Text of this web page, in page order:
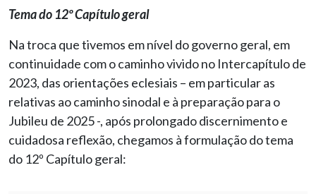
Tema do 12º Capítulo geral
Na troca que tivemos em nível do governo geral, em
continuidade com o caminho vivido no Intercapítulo de
2023, das orientações eclesiais – em particular as
relativas ao caminho sinodal e à preparação para o
Jubileu de 2025 -, após prolongado discernimento e
cuidadosa reflexão, chegamos à formulação do tema
do 12º Capítulo geral: